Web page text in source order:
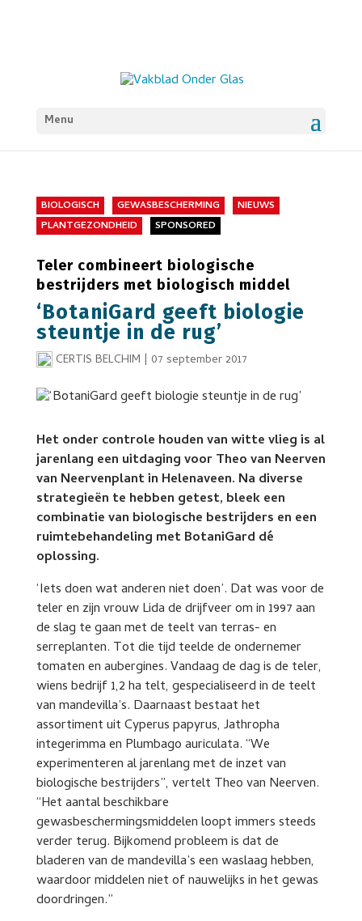
Menu
BIOLOGISCH GEWASBESCHERMING
NIEUWS
PLANTGEZONDHEID
SPONSORED
Teler combineert biologische
bestrijders met biologisch middel
‘BotaniGard geeft biologie
steuntje in de rug’
CERTIS BELCHIM | 07 september 2017
Het onder controle houden van witte vlieg is al
jarenlang een uitdaging voor Theo van Neerven
van Neervenplant in Helenaveen. Na diverse
strategieën te hebben getest, bleek een
combinatie van biologische bestrijders en een
ruimtebehandeling met BotaniGard dé
oplossing.
‘Iets doen wat anderen niet doen’. Dat was voor de
teler en zijn vrouw Lida de drijfveer om in 1997 aan
de slag te gaan met de teelt van terras- en
serreplanten. Tot die tijd teelde de ondernemer
tomaten en aubergines. Vandaag de dag is de teler,
wiens bedrijf 1,2 ha telt, gespecialiseerd in de teelt
van mandevilla’s. Daarnaast bestaat het
assortiment uit Cyperus papyrus, Jathropha
integerimma en Plumbago auriculata. “We
experimenteren al jarenlang met de inzet van
biologische bestrijders”, vertelt Theo van Neerven.
“Het aantal beschikbare
gewasbeschermingsmiddelen loopt immers steeds
verder terug. Bijkomend probleem is dat de
bladeren van de mandevilla’s een waslaag hebben,
waardoor middelen niet of nauwelijks in het gewas
doordringen.”